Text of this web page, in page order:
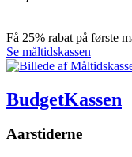
Få 25% rabat på første
Se måltidskassen
BudgetKassen
Aarstiderne